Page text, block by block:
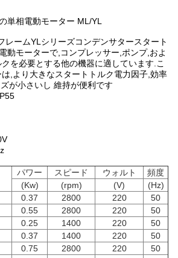
単相電動モーター ML/YL
レームYLシリーズコンデンサタースタート
動モーターで,コンプレッサー,ポンプ,およ
を必要とする他の機器に適しています.こ
,より大きなスタートトルク電力因子,効率
が小さいし 維持が便利です
パワー スピード ウォルト
頻度
(Kw)
(rpm) (V)
(Hz)
0.37 2800 220
50
0.55 2800 220
50
0.25 1400 220
50
0.37 1400 220
50
0.75 2800 220
50